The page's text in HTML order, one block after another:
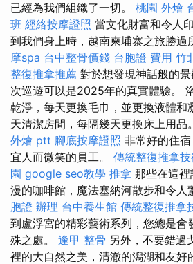
已經為我們組織了一切。 桃園 外燴
班 經絡按摩證照 當文化財富和令人
到我們身上時，越南柬埔寨之旅勝過
摩spa 台中整骨價錢 台胞證 費用 竹
整復推拿推薦 對於想發現神話般的
次巡遊可以是2025年的真實體驗。
乾淨，每天更換毛巾，並更換液體和
天清潔房間，每隔幾天更換床上用品
外燴 ptt 腳底按摩證照 非常好的住宿
宜人而微笑的員工。 傳統整復推拿
園 google seo教學 推拿 那些在這
漫的咖啡館，魔法塞納河散步和令人
胞證 辦理 台中養生館 傳統整復推拿
到盧浮宮的精彩藝術系列，您總是會
殊之處。 逢甲 整骨 另外，不要錯過
裡的大自然之美，清澈的潟湖和友好